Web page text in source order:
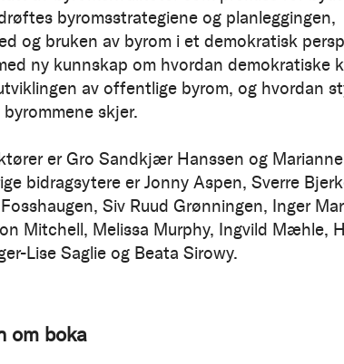
byromsstrategiene og planleggingen,
og bruken av byrom i et demokratisk
ny kunnskap om hvordan demokratiske
av offentlige byrom, og hvordan
skjer.
er Gro Sandkjær Hanssen og Marianne
bidragsytere er Jonny Aspen, Sverre
Siv Ruud Grønningen, Inger
Mitchell, Melissa Murphy, Ingvild Mæhle,
Lise Saglie og Beata Sirowy.
om boka